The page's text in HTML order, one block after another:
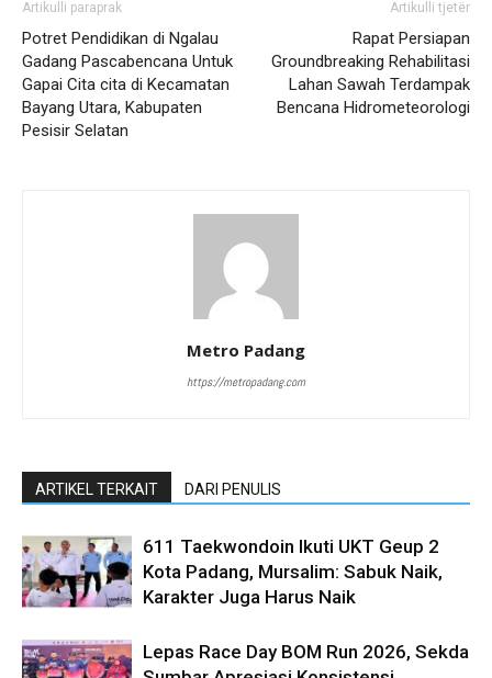
Artikulli paraprak
Potret Pendidikan di Ngalau
Gadang Pascabencana Untuk
Gapai Cita cita di Kecamatan
Bayang Utara, Kabupaten
Pesisir Selatan
Artikulli tjetër
Rapat Persiapan
Groundbreaking Rehabilitasi
Lahan Sawah Terdampak
Bencana Hidrometeorologi
Metro Padang
https://metropadang.com
ARTIKEL TERKAIT DARI PENULIS
611 Taekwondoin Ikuti UKT Geup 2
Kota Padang, Mursalim: Sabuk Naik,
Karakter Juga Harus Naik
Lepas Race Day BOM Run 2026, Sekda